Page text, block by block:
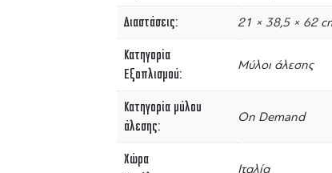
Διαστάσεις 21 × 38,5 × 62
Κατηγορία
Εξοπλισμού
Μύλοι άλεσης
Κατηγορία μύλου
άλεσης
On Demand
Χώρα
Ιταλία